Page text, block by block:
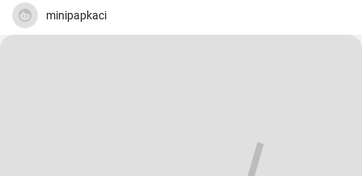
minipapkaci